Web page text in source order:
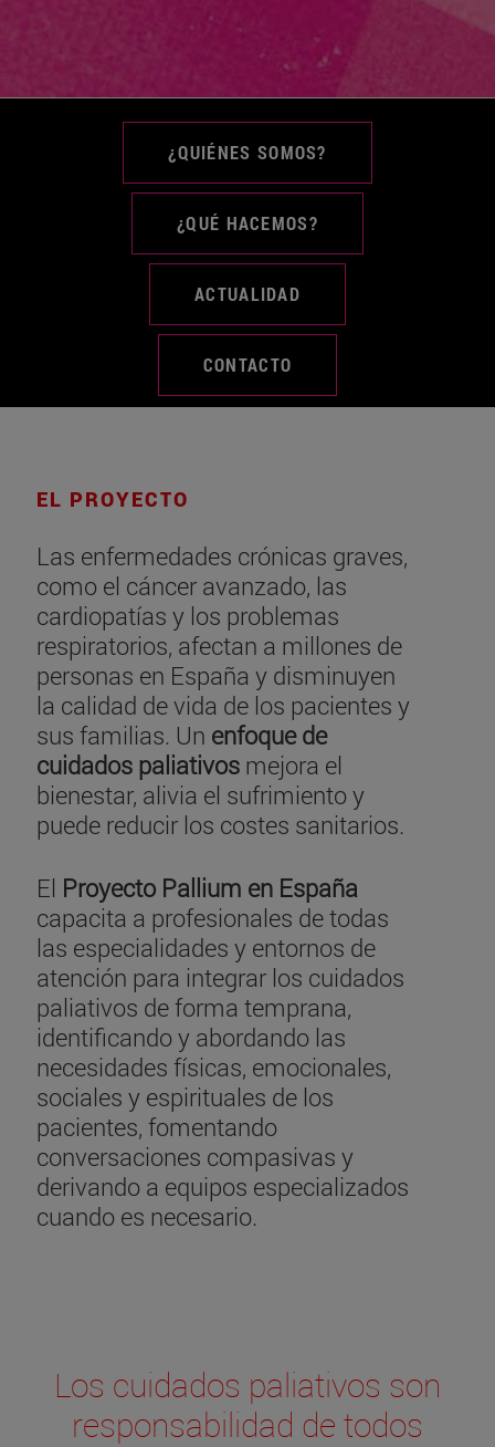
¿QUIÉNES SOMOS?
¿QUÉ HACEMOS?
ACTUALIDAD
CONTACTO
EL PROYECTO
Las enfermedades crónicas graves,
como el cáncer avanzado, las
cardiopatías y los problemas
respiratorios, afectan a millones de
personas en España y disminuyen
la calidad de vida de los pacientes y
sus familias. Un enfoque de
cuidados paliativos mejora el
bienestar, alivia el sufrimiento y
puede reducir los costes sanitarios.
El Proyecto Pallium en España
capacita a profesionales de todas
las especialidades y entornos de
atención para integrar los cuidados
paliativos de forma temprana,
identificando y abordando las
necesidades físicas, emocionales,
sociales y espirituales de los
pacientes, fomentando
conversaciones compasivas y
derivando a equipos especializados
cuando es necesario.
Los cuidados paliativos son
responsabilidad de todos